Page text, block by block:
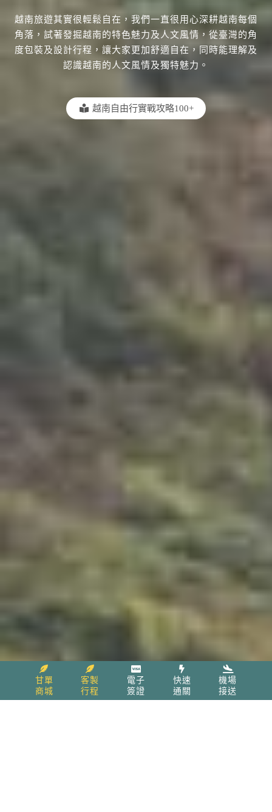
甘單
商城
客製
行程
電子
簽證
快速
通關
機場
接送
越南旅遊其實很輕鬆自在，我們一直很用心深耕越南每個
角落，試著發掘越南的特色魅力及人文風情，從臺灣的角
度包裝及設計行程，讓大家更加舒適自在，同時能理解及
認識越南的人文風情及獨特魅力。
越南自由行實戰攻略100+